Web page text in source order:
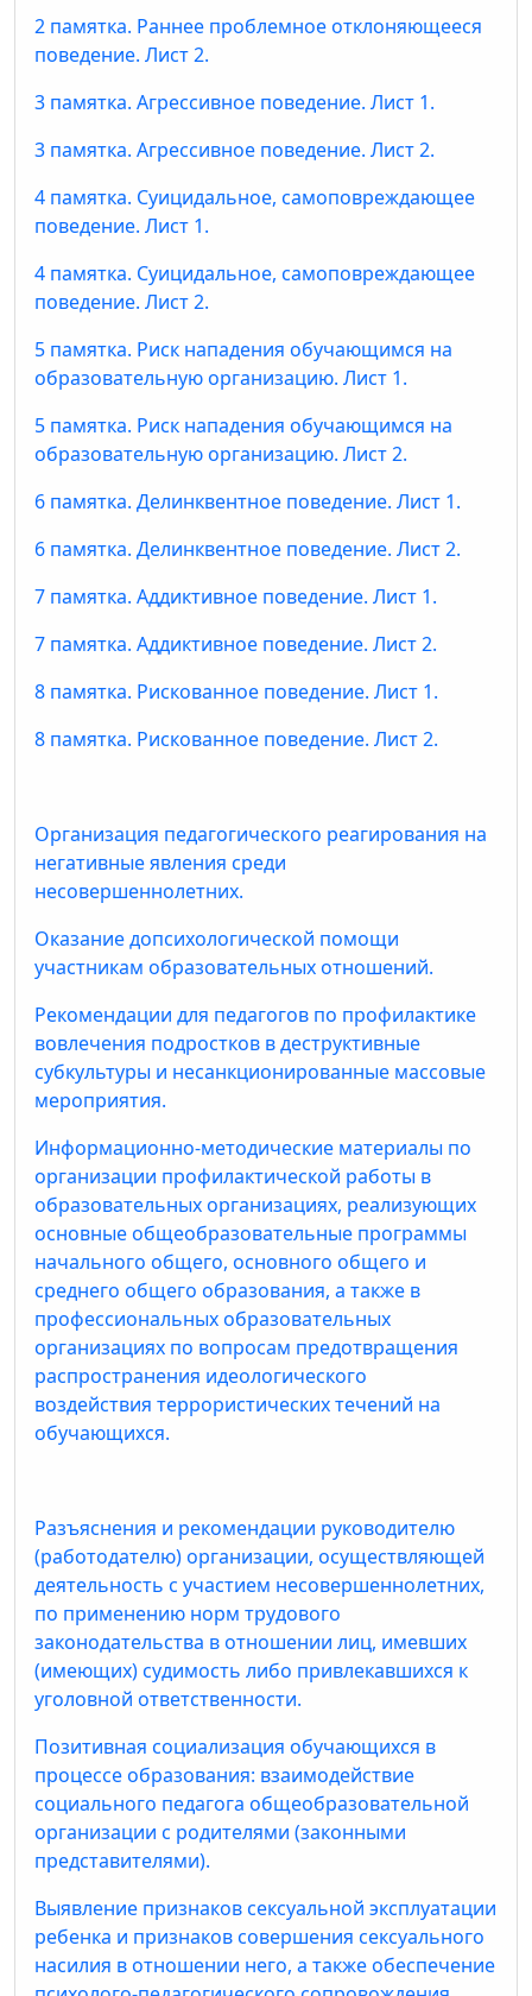
2 памятка. Раннее проблемное отклоняющееся
поведение. Лист 2.
3 памятка. Агрессивное поведение. Лист 1.
3 памятка. Агрессивное поведение. Лист 2.
4 памятка. Суицидальное, самоповреждающее
поведение. Лист 1.
4 памятка. Суицидальное, самоповреждающее
поведение. Лист 2.
5 памятка. Риск нападения обучающимся на
образовательную организацию. Лист 1.
5 памятка. Риск нападения обучающимся на
образовательную организацию. Лист 2.
6 памятка. Делинквентное поведение. Лист 1.
6 памятка. Делинквентное поведение. Лист 2.
7 памятка. Аддиктивное поведение. Лист 1.
7 памятка. Аддиктивное поведение. Лист 2.
8 памятка. Рискованное поведение. Лист 1.
8 памятка. Рискованное поведение. Лист 2.
Организация педагогического реагирования на
негативные явления среди
несовершеннолетних.
Оказание допсихологической помощи
участникам образовательных отношений.
Рекомендации для педагогов по профилактике
вовлечения подростков в деструктивные
субкультуры и несанкционированные массовые
мероприятия.
Информационно-методические материалы по
организации профилактической работы в
образовательных организациях, реализующих
основные общеобразовательные программы
начального общего, основного общего и
среднего общего образования, а также в
профессиональных образовательных
организациях по вопросам предотвращения
распространения идеологического
воздействия террористических течений на
обучающихся.
Разъяснения и рекомендации руководителю
(работодателю) организации, осуществляющей
деятельность с участием несовершеннолетних,
по применению норм трудового
законодательства в отношении лиц, имевших
(имеющих) судимость либо привлекавшихся к
уголовной ответственности.
Позитивная социализация обучающихся в
процессе образования: взаимодействие
социального педагога общеобразовательной
организации с родителями (законными
представителями).
Выявление признаков сексуальной эксплуатации
ребенка и признаков совершения сексуального
насилия в отношении него, а также обеспечение